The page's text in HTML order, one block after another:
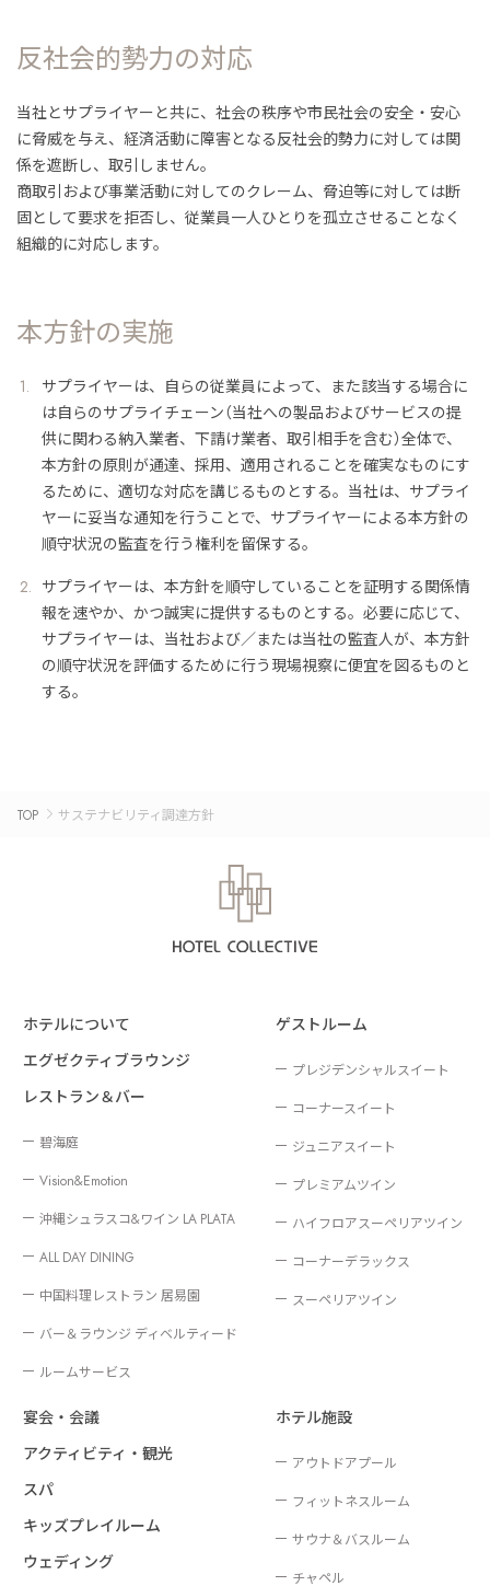
反社会的勢力の対応
当社とサプライヤーと共に、社会の秩序や市民社会の安全・安心
に脅威を与え、経済活動に障害となる反社会的勢力に対しては関
係を遮断し、取引しません。
商取引および事業活動に対してのクレーム、脅迫等に対しては断
固として要求を拒否し、従業員一人ひとりを孤立させることなく
組織的に対応します。
本方針の実施
サプライヤーは、自らの従業員によって、また該当する場合に
は自らのサプライチェーン（当社への製品およびサービスの提
供に関わる納入業者、下請け業者、取引相手を含む）全体で、
本方針の原則が通達、採用、適用されることを確実なものにす
るために、適切な対応を講じるものとする。当社は、サプライ
ヤーに妥当な通知を行うことで、サプライヤーによる本方針の
順守状況の監査を行う権利を留保する。
サプライヤーは、本方針を順守していることを証明する関係情
報を速やか、かつ誠実に提供するものとする。必要に応じて、
サプライヤーは、当社および／または当社の監査人が、本方針
の順守状況を評価するために行う現場視察に便宜を図るものと
する。
TOP サステナビリティ調達方針
ホテルについて
エグゼクティブラウンジ
ゲストルーム
プレジデンシャルスイート
コーナースイート
ジュニアスイート
プレミアムツイン
ハイフロアスーペリアツイン
コーナーデラックス
スーペリアツイン
レストラン＆バー
碧海庭
Vision&Emotion
沖縄シュラスコ&ワイン LA PLATA
ALL DAY DINING
中国料理レストラン 居易園
バー＆ラウンジ ディベルティード
ルームサービス
宴会・会議
アクティビティ・観光
スパ
キッズプレイルーム
ウェディング
ホテル施設
アウトドアプール
フィットネスルーム
サウナ＆バスルーム
チャペル